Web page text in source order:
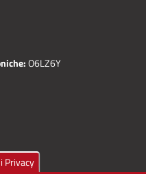
O6LZ6Y
Privacy